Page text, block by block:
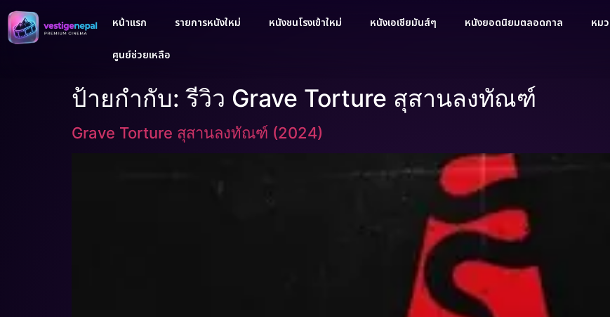
หน้าแรก รายการหนังใหม่ หนังชนโรงเข้าใหม่ หนังเอเชียมันส์ๆ หนังยอดนิยมตลอดกาล หม
ศูนย์ช่วยเหลือ
ป้ายกำกับ:รีวิว Grave Torture สุสานลงทัณฑ์
Grave Torture สุสานลงทัณฑ์ (2024)